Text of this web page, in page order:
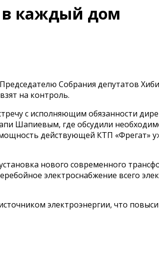
в каждый дом
Собрания депутатов
на контроль.
с исполняющим обязанности
Шапиевым, где обсудили
действующей КТП «Фрегат»
нового современного
электроснабжение всего
электроэнергии, что